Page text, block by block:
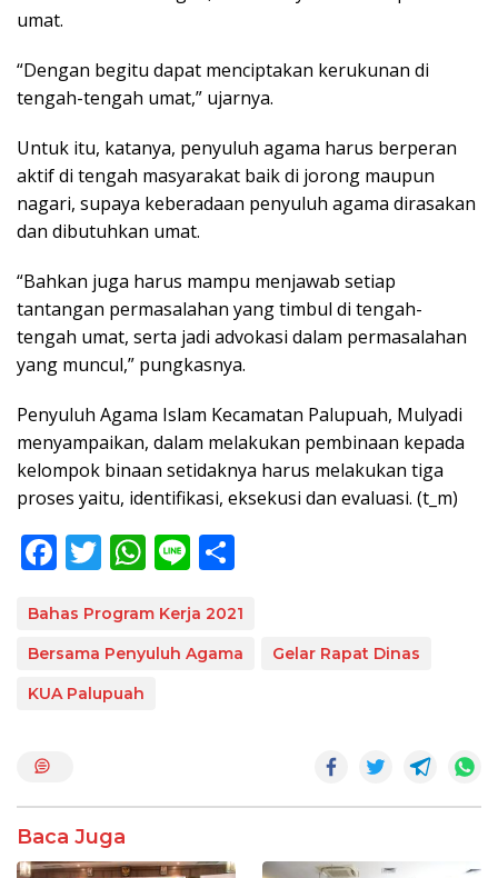
umat.
“Dengan begitu dapat menciptakan kerukunan di
tengah-tengah umat,” ujarnya.
Untuk itu, katanya, penyuluh agama harus berperan
aktif di tengah masyarakat baik di jorong maupun
nagari, supaya keberadaan penyuluh agama dirasakan
dan dibutuhkan umat.
“Bahkan juga harus mampu menjawab setiap
tantangan permasalahan yang timbul di tengah-
tengah umat, serta jadi advokasi dalam permasalahan
yang muncul,” pungkasnya.
Penyuluh Agama Islam Kecamatan Palupuah, Mulyadi
menyampaikan, dalam melakukan pembinaan kepada
kelompok binaan setidaknya harus melakukan tiga
proses yaitu, identifikasi, eksekusi dan evaluasi. (t_m)
F
e
b
o
T
itt
er
W
at
s
Li
e ar
e
Bahas Program Kerja 2021
Bersama Penyuluh Agama
Gelar Rapat Dinas
KUA Palupuah
Baca Juga